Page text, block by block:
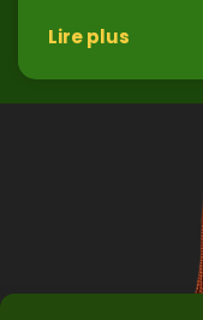
Lire plus